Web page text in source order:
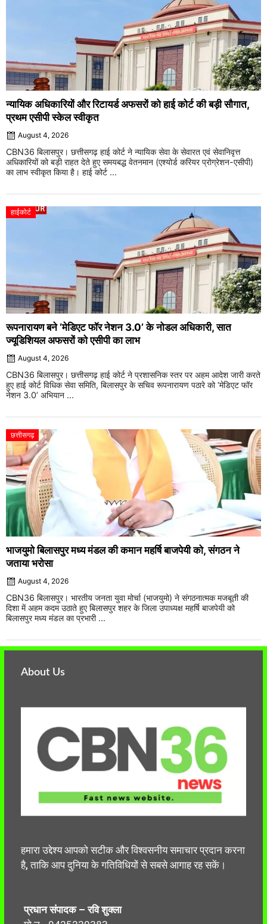
न्यायिक अधिकारियों और रिटायर्ड अफसरों को हाई कोर्ट की बड़ी सौगात,
प्रथम एसीपी स्केल स्वीकृत
August 4, 2026
CBN36 बिलासपुर। छत्तीसगढ़ हाई कोर्ट ने न्यायिक सेवा के सेवारत एवं सेवानिवृत्त
अधिकारियों को बड़ी राहत देते हुए समयबद्ध वेतनमान (एश्योर्ड करियर प्रोग्रेशन-एसीपी)
का लाभ स्वीकृत किया है। हाई कोर्ट ...
हाईकोर्ट
रूपनारायण बने ‘मेडिएट फॉर नेशन 3.0’ के नोडल अधिकारी, सात
ज्यूडिशियल अफसरों को एसीपी का लाभ
August 4, 2026
CBN36 बिलासपुर। छत्तीसगढ़ हाई कोर्ट ने प्रशासनिक स्तर पर अहम आदेश जारी करते
हुए हाई कोर्ट विधिक सेवा समिति, बिलासपुर के सचिव रूपनारायण पठारे को ‘मेडिएट फॉर
नेशन 3.0’ अभियान ...
छत्तीसगढ़
भाजयुमो बिलासपुर मध्य मंडल की कमान महर्षि बाजपेयी को, संगठन ने
जताया भरोसा
August 4, 2026
CBN36 बिलासपुर। भारतीय जनता युवा मोर्चा (भाजयुमो) ने संगठनात्मक मजबूती की
दिशा में अहम कदम उठाते हुए बिलासपुर शहर के जिला उपाध्यक्ष महर्षि बाजपेयी को
बिलासपुर मध्य मंडल का प्रभारी ...
About Us
हमारा उद्देश्य आपको सटीक और विश्वसनीय समाचार प्रदान करना
है, ताकि आप दुनिया के गतिविधियों से सबसे आगाह रह सकें।
प्रधान संपादक – रवि शुक्ला